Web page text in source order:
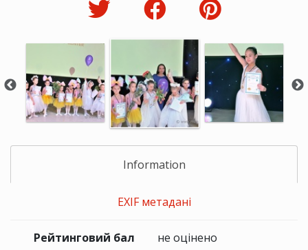
Information
EXIF метадані
Рейтинговий бал
не оцінено